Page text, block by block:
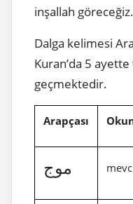
inşallah göreceğiz.
Dalga kelimesi
Kuran’da 5
geçmektedir.
Arapçası
موج mevc